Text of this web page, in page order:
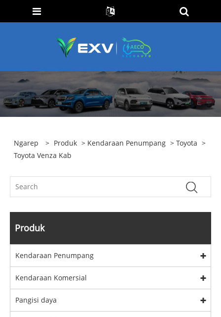
Ngarep > Produk > Kendaraan Penumpang >Toyota >
Toyota Venza Kab
Produk
Kendaraan Penumpang
Kendaraan Komersial
Pangisi daya